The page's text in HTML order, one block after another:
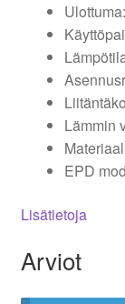
Lämmin
EPD
Lisätietoja
Arviot